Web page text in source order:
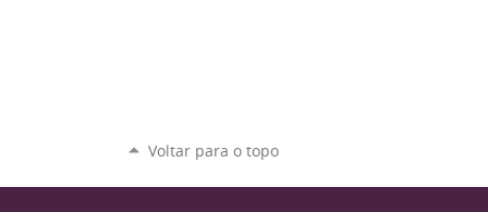
Voltar para o topo